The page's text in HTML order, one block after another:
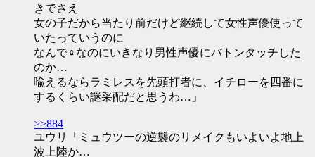
きでさえ
女の子だから当たり前だけど継続して女性声優使って
いたっていうのに
なんで♀なのにいきなり男性声優にバトンタッチした
のか…
喩えるならラミレスを先頭打者に、イチローを四番に
するくらい謎采配だと思うわ…」
>>884
ユウリ「ミュウツーの逆襲のリメイクもいよいよ地上
波上陸か…